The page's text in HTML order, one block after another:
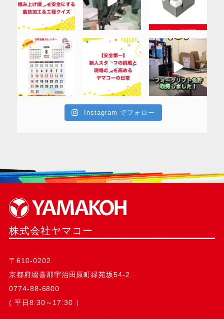
Instagram でフォロー
株式会社ヤマコー
〒610-0202
京都府綴喜郡宇治田原町緑苑坂54-2
0774-88-6800
( 平日8:30～17:30 ）